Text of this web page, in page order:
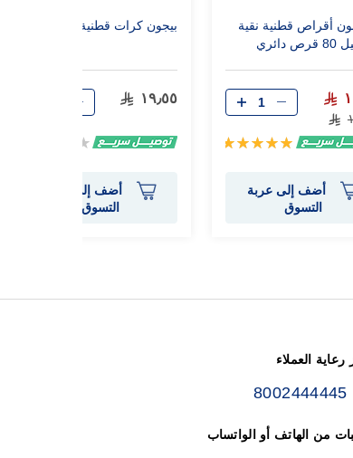
أقراص قطنية نقية
دائري
تقييم:
أضف إلى عربة
التسوق
بيجون كرات قطنية
١٩٫٥٥
Rating:
أضف إلى عربة
التسوق
رعاية العملاء
8002444445
من الهاتف أو الواتساب